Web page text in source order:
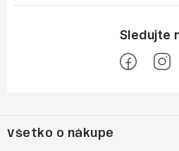
pVšetko o nákupe